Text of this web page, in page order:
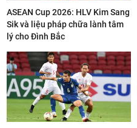
ASEAN Cup 2026: HLV Kim Sang
Sik và liệu pháp chữa lành tâm
lý cho Đình Bắc